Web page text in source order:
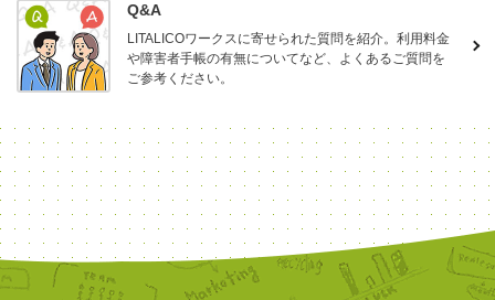
Q&A
LITALICOワークスに寄せられた質問を紹介。利用料金
や障害者手帳の有無についてなど、よくあるご質問を
ご参考ください。